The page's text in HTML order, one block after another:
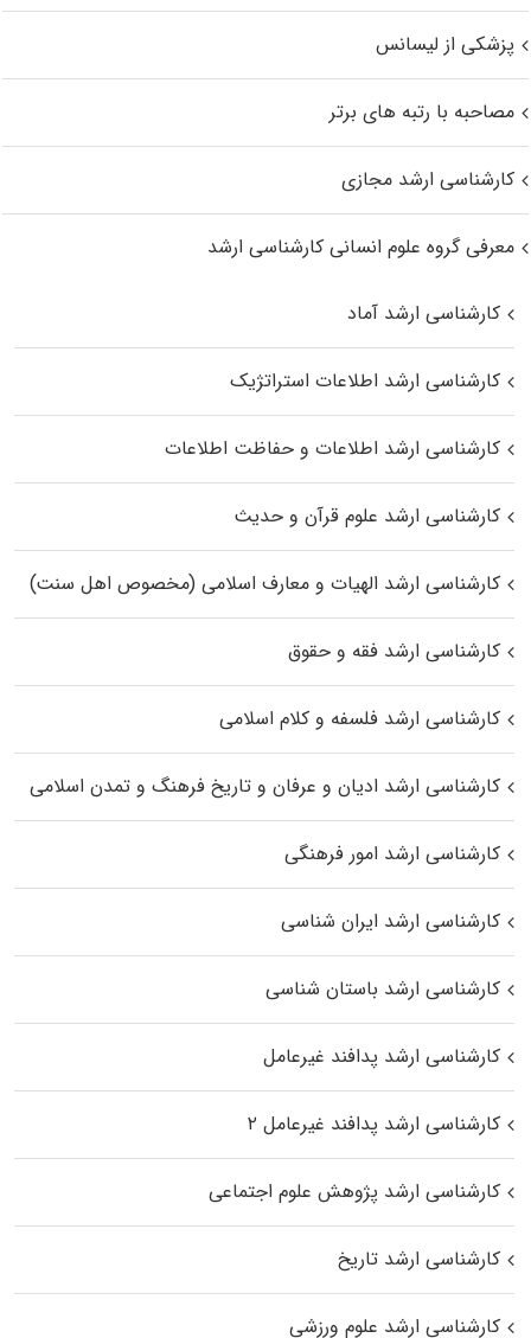
پزشکی از لیسانس
مصاحبه با رتبه های برتر
کارشناسی ارشد مجازی
معرفی گروه علوم انسانی کارشناسی ارشد
کارشناسی ارشد آماد
کارشناسی ارشد اطلاعات استراتژیک
کارشناسی ارشد اطلاعات و حفاظت اطلاعات
کارشناسی ارشد علوم قرآن و حدیث
کارشناسی ارشد الهیات و معارف اسلامی (مخصوص اهل سنت)
کارشناسی ارشد فقه و حقوق
کارشناسی ارشد فلسفه و کلام اسلامی
کارشناسی ارشد ادیان و عرفان و تاریخ فرهنگ و تمدن اسلامی
کارشناسی ارشد امور فرهنگی
کارشناسی ارشد ایران شناسی
کارشناسی ارشد باستان شناسی
کارشناسی ارشد پدافند غیرعامل
کارشناسی ارشد پدافند غیرعامل ۲
کارشناسی ارشد پژوهش علوم اجتماعی
کارشناسی ارشد تاریخ
کارشناسی ارشد علوم ورزشی